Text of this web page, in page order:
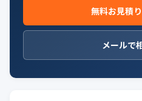
無料お見積
メールで